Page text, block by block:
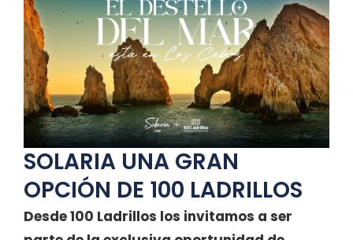
SOLARIA UNA GRAN
OPCIÓN DE 100 LADRILLOS
Desde 100 Ladrillos los invitamos a ser